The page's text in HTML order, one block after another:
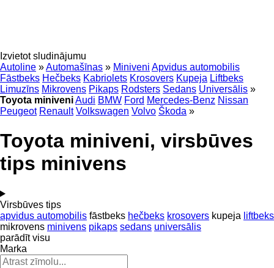
Izvietot sludinājumu
Autoline »Automašīnas » Miniveni Apvidus automobilis
Fāstbeks Hečbeks Kabriolets Krosovers Kupeja Liftbeks
Limuzīns Mikrovens Pikaps Rodsters Sedans Universālis »
Toyota miniveniAudi BMW Ford Mercedes-Benz Nissan
Peugeot Renault Volkswagen Volvo Škoda »
Toyota miniveni, virsbūves
tips minivens
Virsbūves tips
apvidus automobilis fāstbeks hečbeks krosovers kupeja liftbeks
mikrovens minivens pikaps sedans universālis
parādīt visu
Marka